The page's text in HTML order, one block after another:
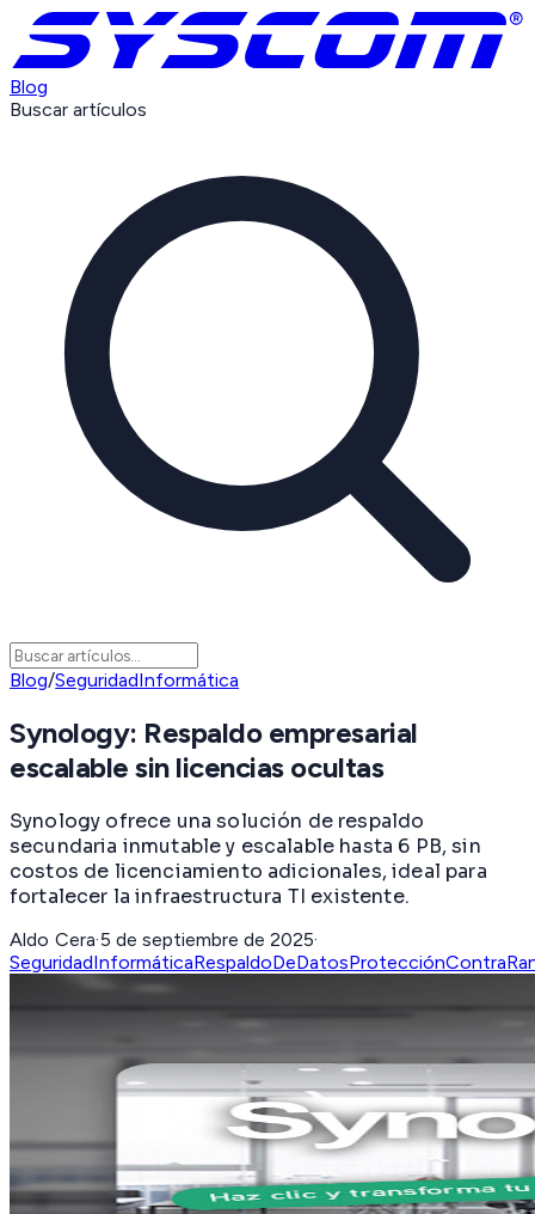
Blog
Buscar artículos
Blog/SeguridadInformática
Synology: Respaldo empresarial
escalable sin licencias ocultas
Synology ofrece una solución de respaldo
secundaria inmutable y escalable hasta 6 PB, sin
costos de licenciamiento adicionales, ideal para
fortalecer la infraestructura TI existente.
Aldo Cera·5 de septiembre de 2025·
SeguridadInformáticaRespaldoDeDatos